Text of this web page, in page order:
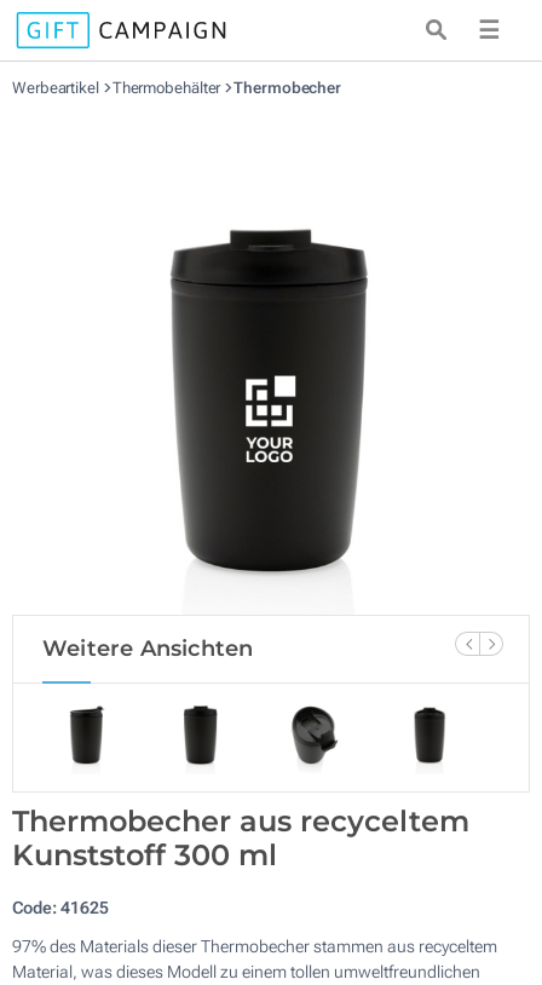
☰
Werbeartikel Thermobehälter Thermobecher
Weitere Ansichten
Thermobecher aus recyceltem
Kunststoff 300 ml
Code:41625
97% des Materials dieser Thermobecher stammen aus recyceltem
Material, was dieses Modell zu einem tollen umweltfreundlichen